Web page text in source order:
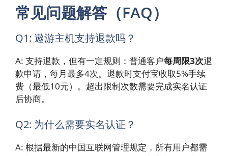
常见问题解答（FAQ）
Q1: 遨游主机支持退款吗？
A: 支持退款，但有一定规则：普通客户每周限3次退
款申请，每月最多4次。退款时支付宝收取5%手续
费（最低10元）。超出限制次数需要完成实名认证
后协商。
Q2: 为什么需要实名认证？
A: 根据最新的中国互联网管理规定，所有用户都需